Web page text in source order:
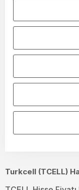
Turkcell (TCELL)